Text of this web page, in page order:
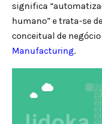
significa
humano” e trata-se
conceitual de
Manufacturing.